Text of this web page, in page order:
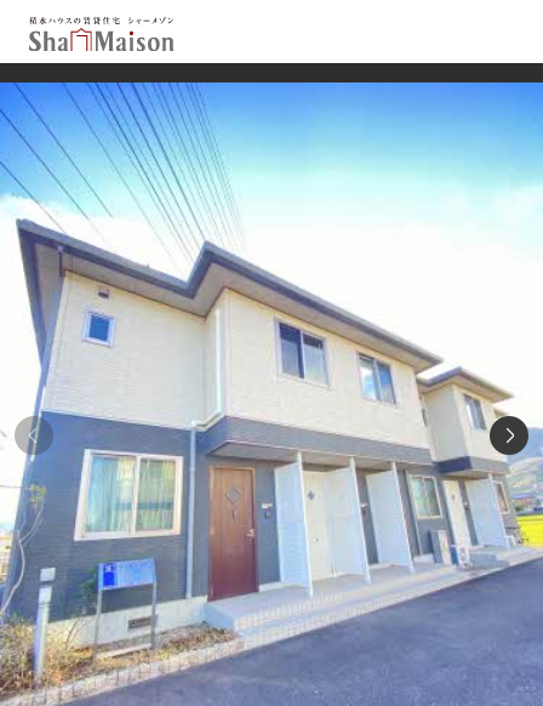
保存した条件
お気に入り
新着メール設定
北海道 東北
中部
関西
中国・四国
九州
市区郡・路線・駅から探す
通勤・通学時間から探す
地図から探す
人気のカテゴリから探す